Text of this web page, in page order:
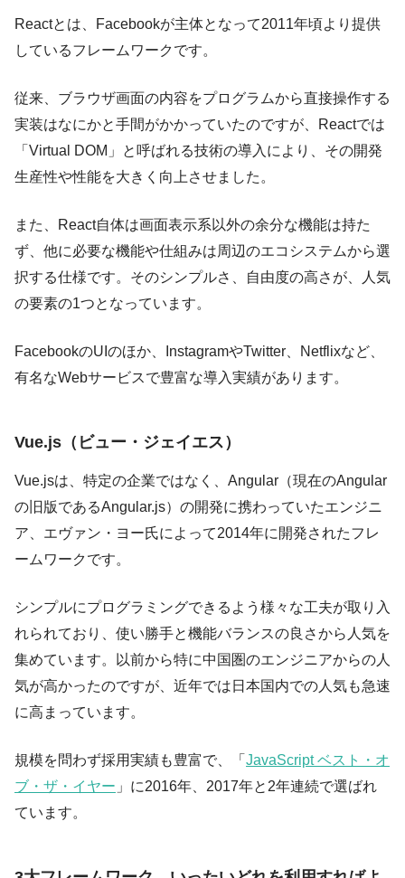
Reactとは、Facebookが主体となって2011年頃より提供
しているフレームワークです。
従来、ブラウザ画面の内容をプログラムから直接操作する
実装はなにかと手間がかかっていたのですが、Reactでは
「Virtual DOM」と呼ばれる技術の導入により、その開発
生産性や性能を大きく向上させました。
また、React自体は画面表示系以外の余分な機能は持た
ず、他に必要な機能や仕組みは周辺のエコシステムから選
択する仕様です。そのシンプルさ、自由度の高さが、人気
の要素の1つとなっています。
FacebookのUIのほか、InstagramやTwitter、Netflixなど、
有名なWebサービスで豊富な導入実績があります。
Vue.js（ビュー・ジェイエス）
Vue.jsは、特定の企業ではなく、Angular（現在のAngular
の旧版であるAngular.js）の開発に携わっていたエンジニ
ア、エヴァン・ヨー氏によって2014年に開発されたフレ
ームワークです。
シンプルにプログラミングできるよう様々な工夫が取り入
れられており、使い勝手と機能バランスの良さから人気を
集めています。以前から特に中国圏のエンジニアからの人
気が高かったのですが、近年では日本国内での人気も急速
に高まっています。
規模を問わず採用実績も豊富で、「 JavaScript ベスト・オ
ブ・ザ・イヤー 」に2016年、2017年と2年連続で選ばれ
ています。